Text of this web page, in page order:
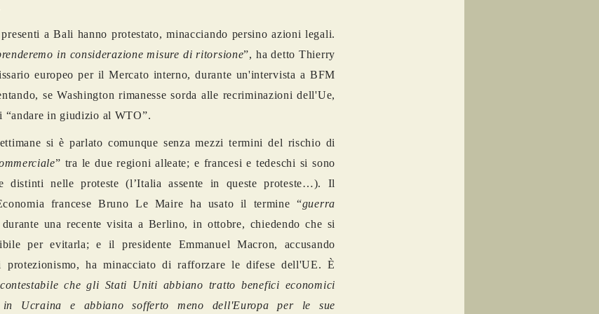
a Bali hanno protestato, minacciando persino azioni legali.
in considerazione misure di ritorsione”, ha detto Thierry
europeo per il Mercato interno, durante un'intervista a BFM
se Washington rimanesse sorda alle recriminazioni dell'Ue,
“andare in giudizio al WTO”.
si è parlato comunque senza mezzi termini del rischio di
” tra le due regioni alleate; e francesi e tedeschi si sono
distinti nelle proteste (l’Italia assente in queste proteste…). Il
francese Bruno Le Maire ha usato il termine “guerra
durante una recente visita a Berlino, in ottobre, chiedendo che si
per evitarla; e il presidente Emmanuel Macron, accusando
protezionismo, ha minacciato di rafforzare le difese dell'UE. È
che gli Stati Uniti abbiano tratto benefici economici
Ucraina e abbiano sofferto meno dell'Europa per le sue